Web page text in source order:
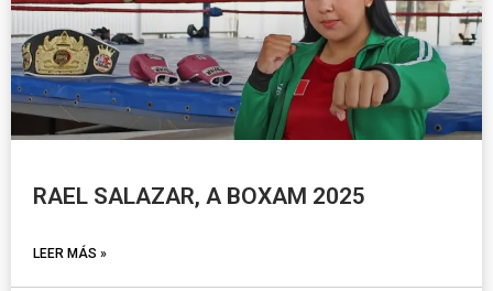
RAEL SALAZAR, A BOXAM 2025
LEER MÁS »